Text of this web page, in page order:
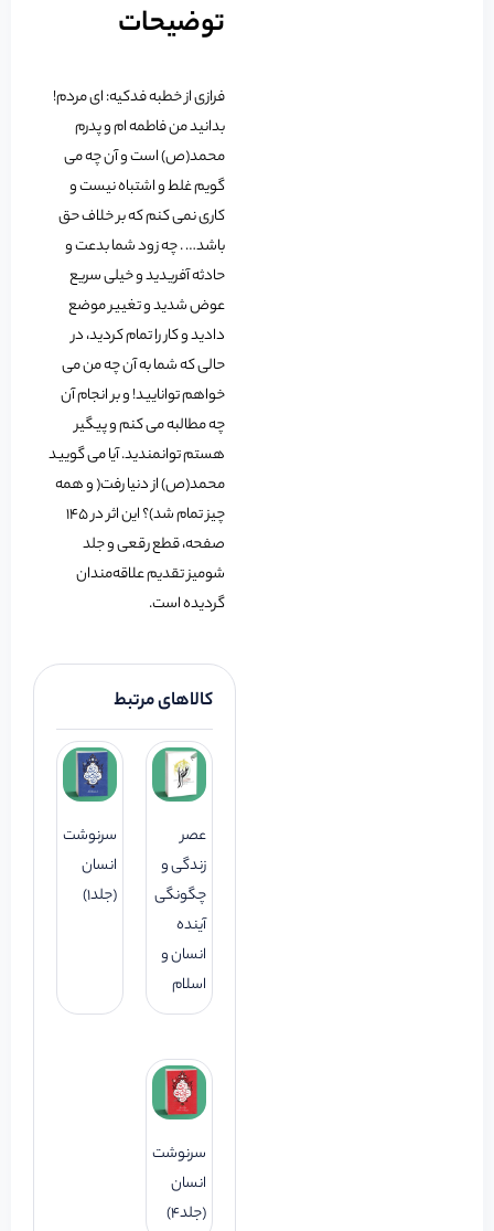
توضیحات
فرازی از خطبه فدکیه: ای مردم!
بدانید من فاطمه ام و پدرم
محمد(ص) است و آن چه می
گویم غلط و اشتباه نیست و
کاری نمی کنم که بر خلاف حق
باشد… . چه زود شما بدعت و
حادثه آفریدید و خیلی سریع
عوض شدید و تغییر موضع
دادید و کار را تمام کردید، در
حالی که شما به آن چه من می
خواهم توانایید! و بر انجام آن
چه مطالبه می کنم و پیگیر
هستم توانمندید. آیا می گویید
محمد(ص) از دنیا رفت( و همه
چیز تمام شد)؟ این اثر در 145
صفحه، قطع رقعی و جلد
شومیز تقدیم علاقه‌مندان
گردیده است.
کالاهای مرتبط
عصر
زندگی و
چگونگی
آینده
انسان و
اسلام
سرنوشت
انسان
(جلد1)
سرنوشت
انسان
(جلد4)